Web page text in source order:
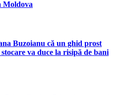
Moldova
Buzoianu că un ghid prost
va duce la risipă de bani